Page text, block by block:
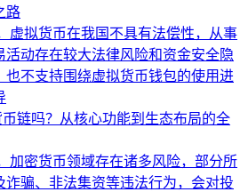
路
虚拟货币在我国不具有法偿性，从事
活动存在较大法律风险和资金安全隐
也不支持围绕虚拟货币钱包的使用进
币链吗？从核心功能到生态布局的全
加密货币领域存在诸多风险，部分所
诈骗、非法集资等违法行为，会对投